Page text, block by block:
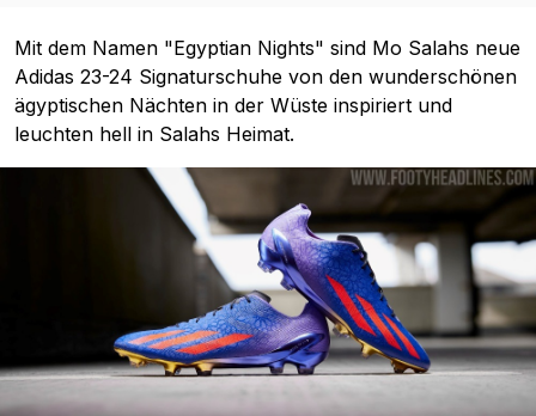
Mit dem Namen "Egyptian Nights" sind Mo Salahs neue
Adidas 23-24 Signaturschuhe von den wunderschönen
ägyptischen Nächten in der Wüste inspiriert und
leuchten hell in Salahs Heimat.